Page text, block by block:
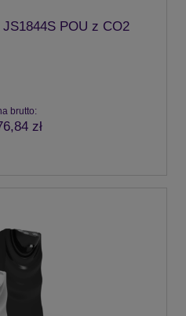
POU z CO2
brutto:
zł